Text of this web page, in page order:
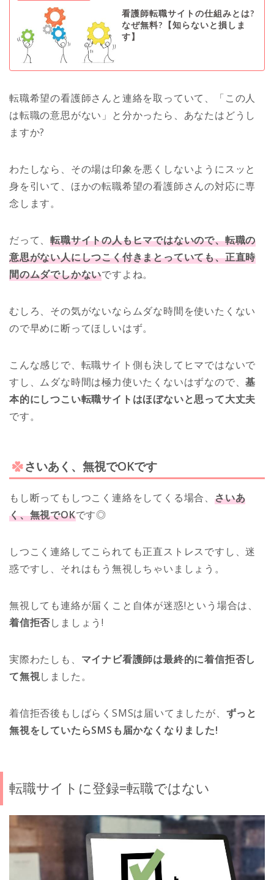
看護師転職サイトの仕組みとは?
なぜ無料?【知らないと損しま
す】
転職希望の看護師さんと連絡を取っていて、「この人
は転職の意思がない」と分かったら、あなたはどうし
ますか?
わたしなら、その場は印象を悪くしないようにスッと
身を引いて、ほかの転職希望の看護師さんの対応に専
念します。
だって、転職サイトの人もヒマではないので、転職の
意思がない人にしつこく付きまとっていても、正直時
間のムダでしかないですよね。
むしろ、その気がないならムダな時間を使いたくない
ので早めに断ってほしいはず。
こんな感じで、転職サイト側も決してヒマではないで
すし、ムダな時間は極力使いたくないはずなので、基
本的にしつこい転職サイトはほぼないと思って大丈夫
です。
さいあく、無視でOKです
もし断ってもしつこく連絡をしてくる場合、 さいあ
く、無視でOKです◎
しつこく連絡してこられても正直ストレスですし、迷
惑ですし、それはもう無視しちゃいましょう。
無視しても連絡が届くこと自体が迷惑!という場合は、
着信拒否しましょう!
実際わたしも、 マイナビ看護師は最終的に着信拒否し
て無視しました。
着信拒否後もしばらくSMSは届いてましたが、 ずっと
無視をしていたらSMSも届かなくなりました!
転職サイトに登録=転職ではない